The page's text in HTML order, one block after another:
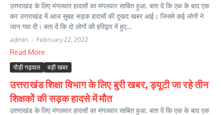
उत्तराखंड के लिए मंगलवार हादसों का मंगलवार साबित हुआ. बता दें कि एक के बाद एक
कर उत्तराखंड में आज सुबह सड़क हादसों की दुखद खबर आई। जिसमे कई लोगों ने
जान गवा दी। बता दें कि दो लोगों की हरिद्वार में हुए...
admin February 22, 2022
Read More
पौड़ी गढ़वाल बड़ी खबर
उत्तराखंड शिक्षा विभाग के लिए बुरी खबर, ड्यूटी जा रहे तीन
शिक्षकों की सड़क हादसे में मौत
उत्तराखंड के लिए मंगलवार हादसों का मंगलवार साबित हुआ. बता दें कि एक के बाद एक